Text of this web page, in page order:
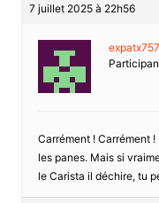
7 juillet 2025 à 22h56
Carrément ! Carrément
les panes. Mais si
le Carista il déchire, tu